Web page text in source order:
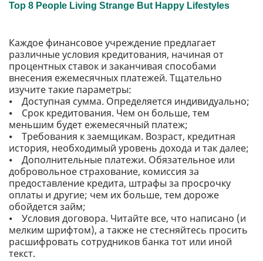
Каждое финансовое учреждение предлагает
различные условия кредитования, начиная от
процентных ставок и заканчивая способами
внесения ежемесячных платежей. Тщательно
изучите такие параметры:
⦁ Доступная сумма. Определяется индивидуально;
⦁ Срок кредитования. Чем он больше, тем
меньшим будет ежемесячный платеж;
⦁ Требования к заемщикам. Возраст, кредитная
история, необходимый уровень дохода и так далее;
⦁ Дополнительные платежи. Обязательное или
добровольное страхование, комиссия за
предоставление кредита, штрафы за просрочку
оплаты и другие; чем их больше, тем дороже
обойдется займ;
⦁ Условия договора. Читайте все, что написано (и
мелким шрифтом), а также не стесняйтесь просить
расшифровать сотрудников банка тот или иной
текст.